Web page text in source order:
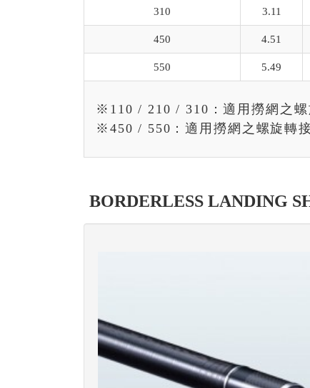
310 3.11
450 4.51
550 5.49
※110 / 210 / 310：適用撈網之螺
※450 / 550：適用撈網之螺旋轉
BORDERLESS LANDING